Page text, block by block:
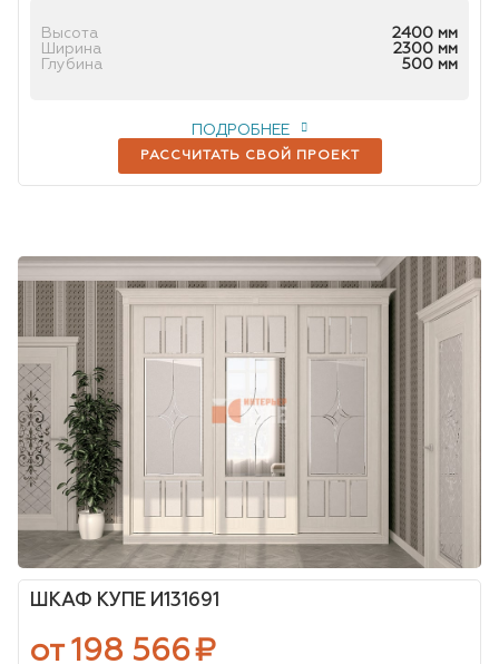
Высота
2400 мм
Ширина
2300 мм
Глубина
500 мм
РАССЧИТАТЬ СВОЙ ПРОЕКТ
ПОДРОБНЕЕ
ШКАФ КУПЕ И131691
от 198 566₽